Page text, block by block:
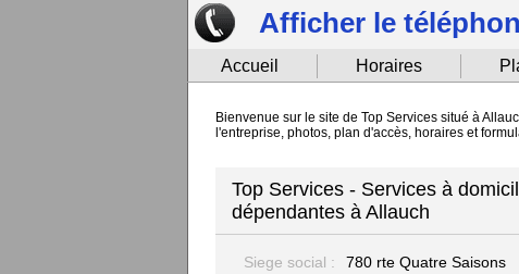
Afficher le
Accueil Horaires
Bienvenue sur le site de Top Services situé à
l'entreprise, photos, plan d'accès, horaires et
Top Services - Services à
dépendantes à Allauch
Siege social :
780 rte Quatre Saisons